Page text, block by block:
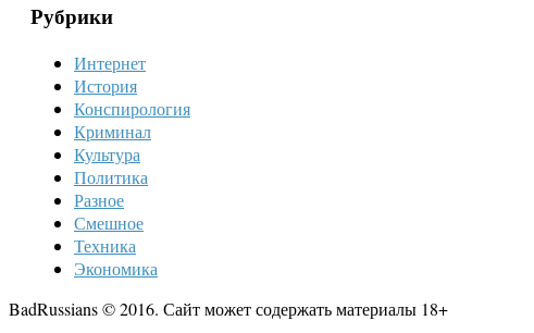
Рубрики
Интернет
История
Конспирология
Криминал
Культура
Политика
Разное
Смешное
Техника
Экономика
BadRussians © 2016. Сайт может содержать материалы 18+